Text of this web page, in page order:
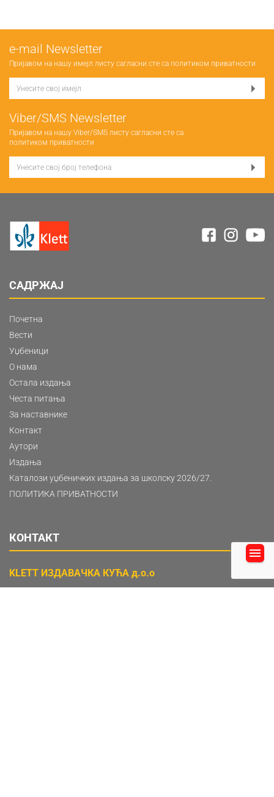
е-mail Newsletter
Пријавом на нашу имејл листу сагласни сте са политиком приватности
Viber/SMS Newsletter
Пријавом на нашу Viber/SMS листу сагласни сте са
политиком приватности
САДРЖАЈ
Почетна
Вести
Уџбеници
О нама
Остала издања
Честа питања
За наставнике
Контакт
Аутори
Издања
Каталози уџбеничких издања за школску 2026/27.
ПОЛИТИКА ПРИВАТНОСТИ
КОНТАКТ
KLETT ИЗДАВАЧКА КУЋА д.о.о